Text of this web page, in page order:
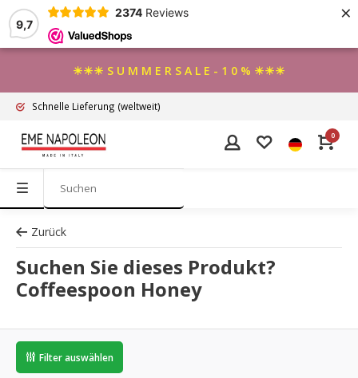
9,7
2374 Reviews ×
☀☀☀ S U M M E R S A L E - 1 0 % ☀☀☀
Schnelle Lieferung (weltweit)
0
Zurück
Suchen Sie dieses Produkt?
Coffeespoon Honey
Filter auswählen